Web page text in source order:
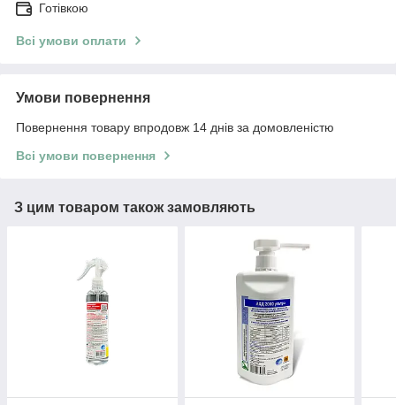
Готівкою
Всі умови оплати
Умови повернення
Повернення товару впродовж 14 днів за домовленістю
Всі умови повернення
З цим товаром також замовляють